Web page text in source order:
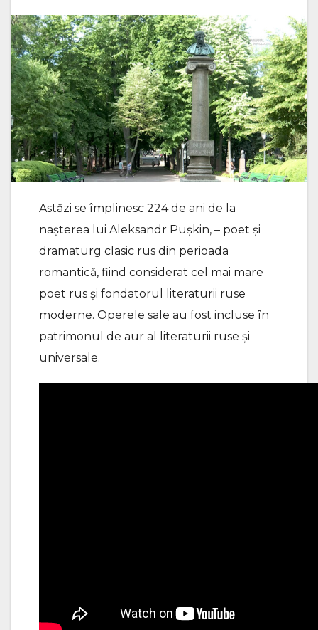
Astăzi se împlinesc 224 de ani de la
nașterea lui Aleksandr Pușkin, – poet și
dramaturg clasic rus din perioada
romantică, fiind considerat cel mai mare
poet rus și fondatorul literaturii ruse
moderne. Operele sale au fost incluse în
patrimonul de aur al literaturii ruse și
universale.